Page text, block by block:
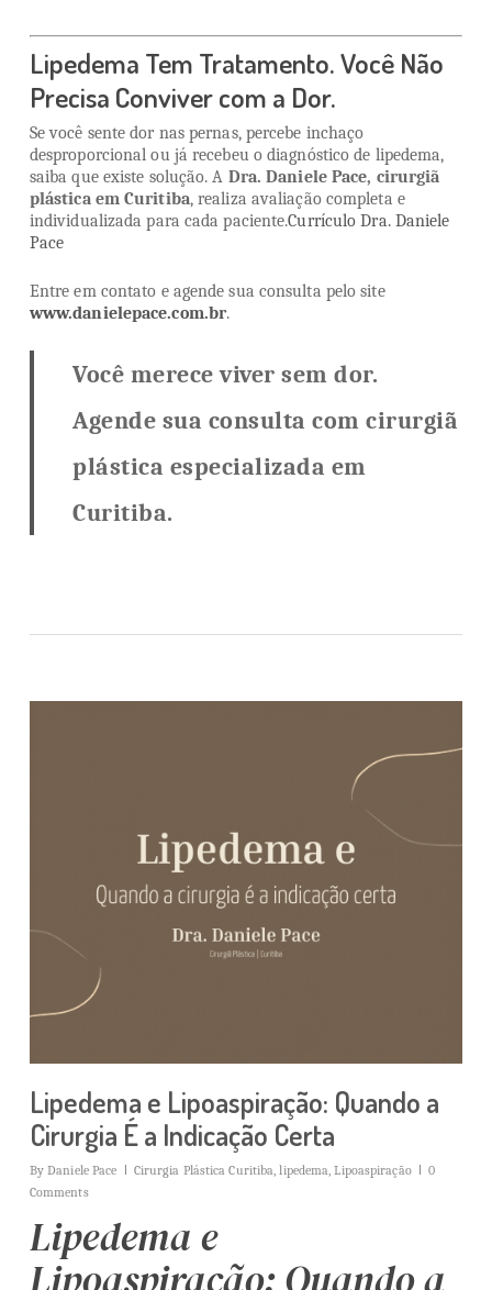
Lipedema Tem Tratamento. Você Não
Precisa Conviver com a Dor.
Se você sente dor nas pernas, percebe inchaço
desproporcional ou já recebeu o diagnóstico de lipedema,
saiba que existe solução. A Dra. Daniele Pace, cirurgiã
plástica em Curitiba, realiza avaliação completa e
individualizada para cada paciente.Currículo Dra. Daniele
Pace
Entre em contato e agende sua consulta pelo site
www.danielepace.com.br.
Você merece viver sem dor.
Agende sua consulta com cirurgiã
plástica especializada em
Curitiba.
Lipedema e Lipoaspiração: Quando a
Cirurgia É a Indicação Certa
By Daniele Pace Cirurgia Plástica Curitiba,lipedema,Lipoaspiração
0
Comments
Lipedema e